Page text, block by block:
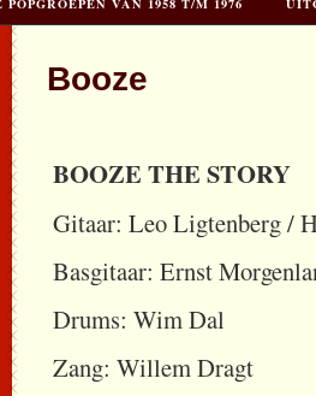
LINKS
Booze
BOOZE THE STORY
Gitaar: Leo Ligtenberg /
Basgitaar: Ernst
Drums: Wim Dal
Zang: Willem Dragt